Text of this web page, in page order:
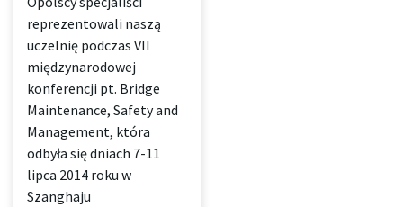
reprezentowali naszą
uczelnię podczas VII
międzynarodowej
konferencji pt. Bridge
Maintenance, Safety and
Management, która
odbyła się dniach 7-11
lipca 2014 roku w
Szanghaju